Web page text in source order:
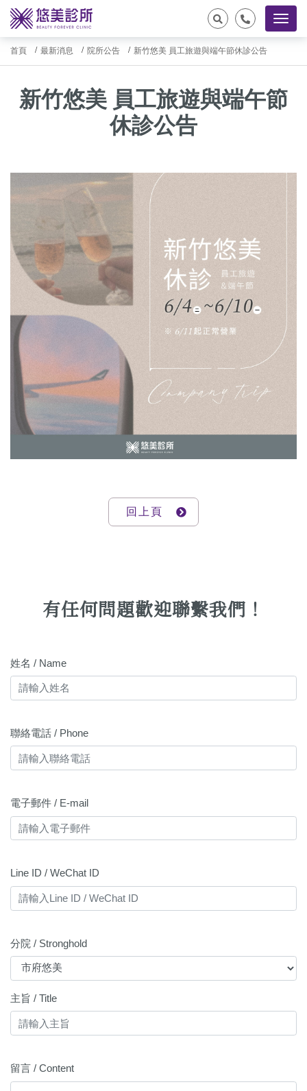
首頁 最新消息 院所公告 新竹悠美 員工旅遊與端午節休診公告
新竹悠美 員工旅遊與端午節
休診公告
回上頁
有任何問題歡迎聯繫我們！
姓名 / Name
聯絡電話 / Phone
電子郵件 / E-mail
Line ID / WeChat ID
分院 / Stronghold
主旨 / Title
留言 / Content